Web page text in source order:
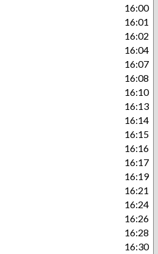
16:00
16:01
16:02
16:04
16:07
16:08
16:10
16:13
16:14
16:15
16:16
16:17
16:19
16:21
16:24
16:26
16:28
16:30